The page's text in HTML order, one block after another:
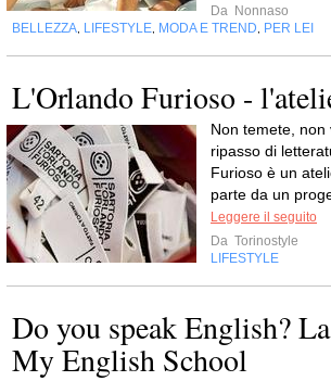
Da Nonnaso
BELLEZZA LIFESTYLE MODA E TREND PER LEI
L'Orlando Furioso -
Non temete, non
ripasso di
Furioso è un
parte da un
Leggere il seguito
Da Torinostyle
LIFESTYLE
Do you speak English?
My English School